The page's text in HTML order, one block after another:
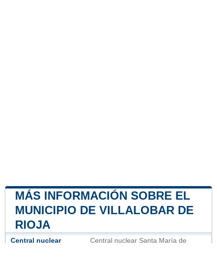
MÁS INFORMACIÓN SOBRE EL
MUNICIPIO DE VILLALOBAR DE
RIOJA
Central nuclear
Central nuclear Santa María de